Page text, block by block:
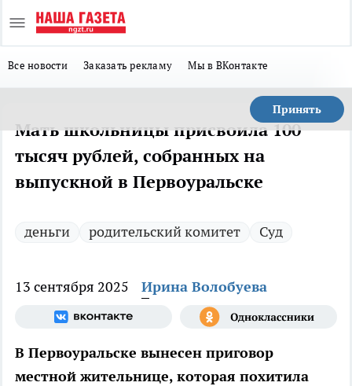
Все новости Заказать рекламу Мы в ВКонтакте
Принять
Мать школьницы присвоила 100
тысяч рублей, собранных на
выпускной в Первоуральске
деньги родительский комитет Суд
13 сентября 2025 Ирина Волобуева
В Первоуральске вынесен приговор
местной жительнице, которая похитила